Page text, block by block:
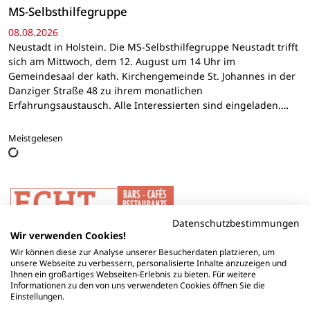
MS-Selbsthilfegruppe
08.08.2026
Neustadt in Holstein. Die MS-Selbsthilfegruppe Neustadt trifft
sich am Mittwoch, dem 12. August um 14 Uhr im
Gemeindesaal der kath. Kirchengemeinde St. Johannes in der
Danziger Straße 48 zu ihrem monatlichen
Erfahrungsaustausch. Alle Interessierten sind eingeladen.…
Meistgelesen
Datenschutzbestimmungen
Wir verwenden Cookies!
Wir können diese zur Analyse unserer Besucherdaten platzieren, um
unsere Webseite zu verbessern, personalisierte Inhalte anzuzeigen und
Ihnen ein großartiges Webseiten-Erlebnis zu bieten. Für weitere
Informationen zu den von uns verwendeten Cookies öffnen Sie die
Einstellungen.